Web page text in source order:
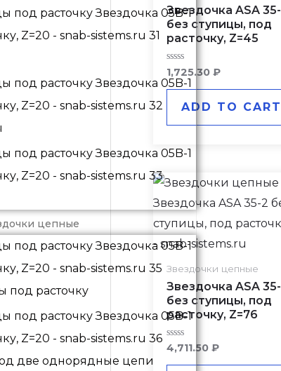
цепные
под расточку
две однорядные цепи
Звездочка ASA
без ступицы, под
расточку, Z=45
Rated
0
out
1,725.30₽
ADD TO CART
Звездочки цепные
Звездочка ASA
без ступицы, под
расточку, Z=76
Rated
out
4,711.50₽